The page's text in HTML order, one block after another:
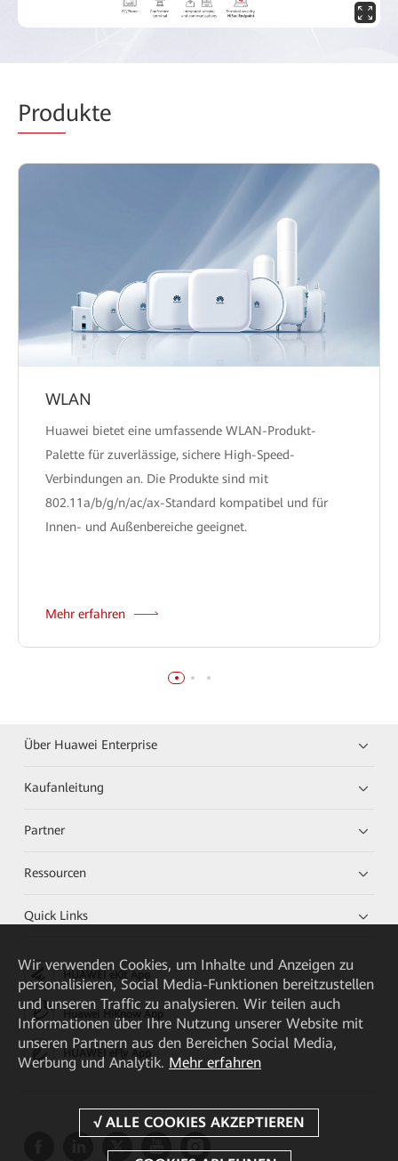
Produkte
WLAN
Huawei bietet eine umfassende WLAN-Produkt-
Palette für zuverlässige, sichere High-Speed-
Verbindungen an. Die Produkte sind mit
802.11a/b/g/n/ac/ax-Standard kompatibel und für
Innen- und Außenbereiche geeignet.
Mehr erfahren
Über Huawei Enterprise
Kaufanleitung
Partner
Ressourcen
Quick Links
HUAWEI eKit App
Huawei HiKnow App
HUAWEI eFly App
Wir verwenden Cookies, um Inhalte und Anzeigen zu
personalisieren, Social Media-Funktionen bereitzustellen
und unseren Traffic zu analysieren. Wir teilen auch
Informationen über Ihre Nutzung unserer Website mit
unseren Partnern aus den Bereichen Social Media,
Werbung und Analytik. Mehr erfahren